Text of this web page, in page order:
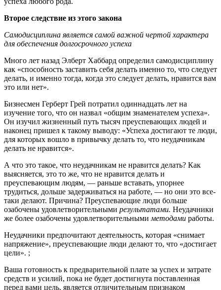
Второе следствие из этого закона
Самодисциплина является самой важной чертой характера
для обеспечения долгосрочного успеха
Много лет назад Элберт Хаббард определил самодисциплину
как «способность заставить себя делать именно то, что следует
делать, и именно тогда, когда это следует делать, нравится вам
это или нет».
Бизнесмен Герберт Грей потратил одиннадцать лет на
изучение того, что он назвал «общим знаменателем успеха».
Он изучил жизненный путь тысяч преуспевающих людей и
наконец пришел к такому выводу: «Успеха достигают те люди,
для которых вошло в привычку делать то, что неудачникам
делать не нравится».
А что это такое, что неудачникам не нравится делать? Как
выясняется, это то же, что не нравится делать и
преуспевающим людям, — раньше вставать, упорнее
трудиться, дольше задерживаться на работе, — но они это все-
таки делают. Причина? Преуспевающие люди больше
озабочены удовлетворительными результатами. Неудачники
же более озабочены удовлетворительными методами работы.
Неудачники предпочитают деятельность, которая «снимает
напряжение», преуспевающие люди делают то, что «достигает
цели». ;
Ваша готовность к предварительной плате за успех и затрате
средств и усилий, пока не будет достигнута поставленная
перед вами цель, является отличительным признаком